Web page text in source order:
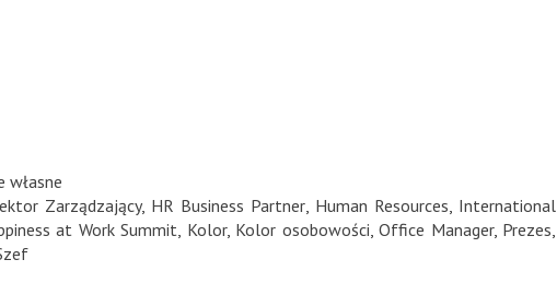
własne
Zarządzający, HR Business Partner, Human Resources, International
at Work Summit, Kolor, Kolor osobowości, Office Manager, Prezes,